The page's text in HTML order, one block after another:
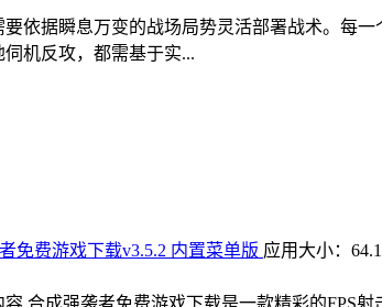
依据瞬息万变的战场局势灵活部署战术。每
机反攻，都需基于实...
免费游戏下载v3.5.2 内置菜单版 应用大小：
合成强袭者免费游戏下载是一款精彩的FPS